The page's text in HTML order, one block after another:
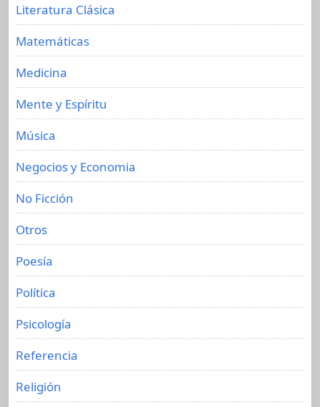
Literatura Clásica
Matemáticas
Medicina
Mente y Espíritu
Música
Negocios y Economia
No Ficción
Otros
Poesía
Política
Psicología
Referencia
Religión